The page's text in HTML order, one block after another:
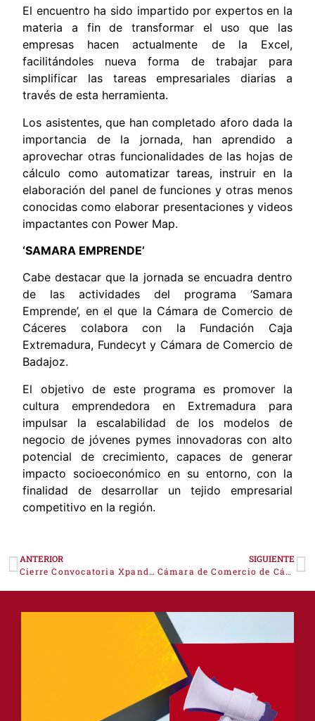
El encuentro ha sido impartido por expertos en la
materia a fin de transformar el uso que las
empresas hacen actualmente de la Excel,
facilitándoles nueva forma de trabajar para
simplificar las tareas empresariales diarias a
través de esta herramienta.
Los asistentes, que han completado aforo dada la
importancia de la jornada, han aprendido a
aprovechar otras funcionalidades de las hojas de
cálculo como automatizar tareas, instruir en la
elaboración del panel de funciones y otras menos
conocidas como elaborar presentaciones y videos
impactantes con Power Map.
‘SAMARA EMPRENDE’
Cabe destacar que la jornada se encuadra dentro
de las actividades del programa ‘Samara
Emprende’, en el que la Cámara de Comercio de
Cáceres colabora con la Fundación Caja
Extremadura, Fundecyt y Cámara de Comercio de
Badajoz.
El objetivo de este programa es promover la
cultura emprendedora en Extremadura para
impulsar la escalabilidad de los modelos de
negocio de jóvenes pymes innovadoras con alto
potencial de crecimiento, capaces de generar
impacto socioeconómico en su entorno, con la
finalidad de desarrollar un tejido empresarial
competitivo en la región.
ANTERIOR
Cierre Convocatoria Xpande 2020
SIGUIENTE
Cámara de Comercio de Cáceres hace un llamamiento al entendimiento político para afrontar la crisis generada por el Covid-19